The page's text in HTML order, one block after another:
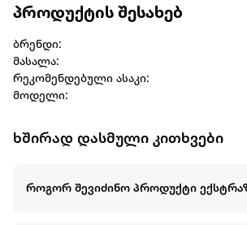
პროდუქტის შესახებ
ბრენდი:
მასალა:
რეკომენდებული ასაკი:
მოდელი:
ხშირად დასმული კითხვები
როგორ შევიძინო პროდუქტი